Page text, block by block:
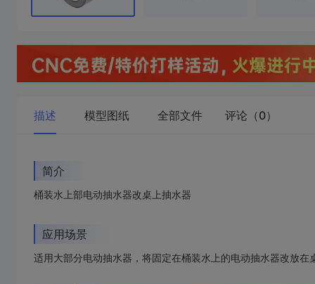
描述 模型图纸 全部文件 评论（0）
简介
桶装水上部电动抽水器改桌上抽水器
应用场景
适用大部分电动抽水器，将固定在桶装水上的电动抽水器改放在